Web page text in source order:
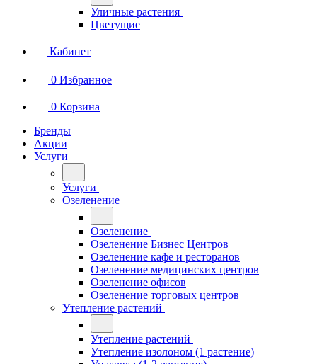
Уличные растения
Цветущие
Кабинет
0 Избранное
0 Корзина
Бренды
Акции
Услуги
Услуги
Озеленение
Озеленение
Озеленение Бизнес Центров
Озеленение кафе и ресторанов
Озеленение медицинских центров
Озеленение офисов
Озеленение торговых центров
Утепление растений
Утепление растений
Утепление изолоном (1 растение)